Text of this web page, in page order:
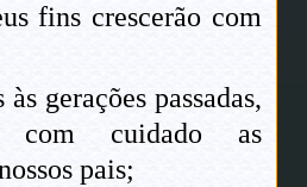
fins crescerão com
gerações passadas,
com cuidado as
pais;